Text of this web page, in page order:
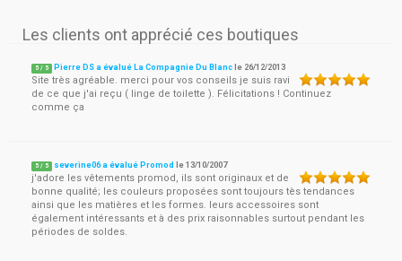
Les clients ont apprécié ces boutiques
5 / 5 Pierre DS a évalué La Compagnie Du Blanc le 26/12/2013
Site très agréable. merci pour vos conseils je suis ravi
de ce que j'ai reçu ( linge de toilette ). Félicitations ! Continuez
comme ça
5 / 5 severine06 a évalué Promod le13/10/2007
j'adore les vêtements promod, ils sont originaux et de
bonne qualité; les couleurs proposées sont toujours tès tendances
ainsi que les matières et les formes. leurs accessoires sont
également intéressants et à des prix raisonnables surtout pendant les
périodes de soldes.